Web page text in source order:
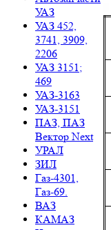
УАЗ
УАЗ 452,
3741, 3909,
2206
УАЗ 3151;
469
УАЗ-3163
УАЗ-3151
ПАЗ, ПАЗ
Вектор Next
УРАЛ
ЗИЛ
Газ-4301,
Газ-69.
ВАЗ
КАМАЗ